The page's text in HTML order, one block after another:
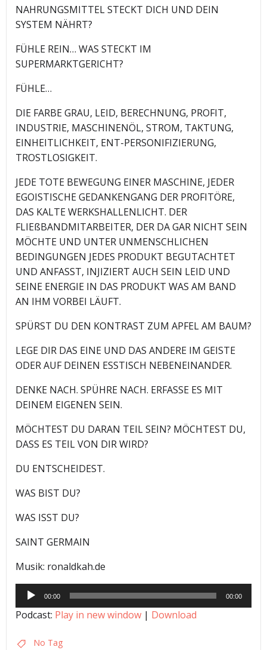
NAHRUNGSMITTEL STECKT DICH UND DEIN
SYSTEM NÄHRT?
FÜHLE REIN… WAS STECKT IM
SUPERMARKTGERICHT?
FÜHLE…
DIE FARBE GRAU, LEID, BERECHNUNG, PROFIT,
INDUSTRIE, MASCHINENÖL, STROM, TAKTUNG,
EINHEITLICHKEIT, ENT-PERSONIFIZIERUNG,
TROSTLOSIGKEIT.
JEDE TOTE BEWEGUNG EINER MASCHINE, JEDER
EGOISTISCHE GEDANKENGANG DER PROFITÖRE,
DAS KALTE WERKSHALLENLICHT. DER
FLIEßBANDMITARBEITER, DER DA GAR NICHT SEIN
MÖCHTE UND UNTER UNMENSCHLICHEN
BEDINGUNGEN JEDES PRODUKT BEGUTACHTET
UND ANFASST, INJIZIERT AUCH SEIN LEID UND
SEINE ENERGIE IN DAS PRODUKT WAS AM BAND
AN IHM VORBEI LÄUFT.
SPÜRST DU DEN KONTRAST ZUM APFEL AM BAUM?
LEGE DIR DAS EINE UND DAS ANDERE IM GEISTE
ODER AUF DEINEN ESSTISCH NEBENEINANDER.
DENKE NACH. SPÜHRE NACH. ERFASSE ES MIT
DEINEM EIGENEN SEIN.
MÖCHTEST DU DARAN TEIL SEIN? MÖCHTEST DU,
DASS ES TEIL VON DIR WIRD?
DU ENTSCHEIDEST.
WAS BIST DU?
WAS ISST DU?
SAINT GERMAIN
Musik: ronaldkah.de
Audio-
Player
00:00 00:00
Podcast: Play in new window | Download
No Tag